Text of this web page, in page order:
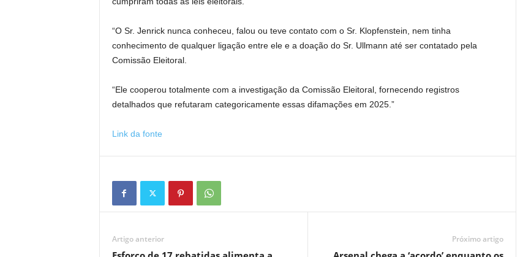
“O Sr. Jenrick nunca conheceu, falou ou teve contato com o Sr. Klopfenstein, nem tinha
conhecimento de qualquer ligação entre ele e a doação do Sr. Ullmann até ser contatado pela
Comissão Eleitoral.
“Ele cooperou totalmente com a investigação da Comissão Eleitoral, fornecendo registros
detalhados que refutaram categoricamente essas difamações em 2025.”
Link da fonte
Artigo anterior Próximo artigo